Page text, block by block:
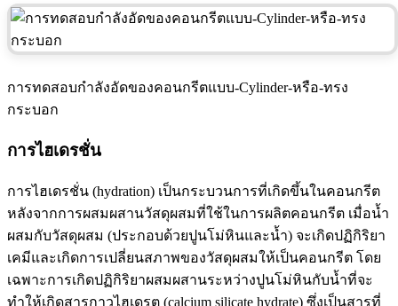
การทดสอบกำลังอัดของคอนกรีตแบบ-Cylinder-หรือ-ทรง
กระบอก
การไฮเดรชั่น
การไฮเดรชั่น (hydration) เป็นกระบวนการที่เกิดขึ้นในคอนกรีต
หลังจากการผสมผสานวัสดุผสมที่ใช้ในการผลิตคอนกรีต เมื่อน้ำ
ผสมกับวัสดุผสม (ประกอบด้วยปูนโม่หินและน้ำ) จะเกิดปฏิกิริยา
เคมีและเกิดการเปลี่ยนสภาพของวัสดุผสมให้เป็นคอนกรีต โดย
เฉพาะการเกิดปฏิกิริยาผสมผสานระหว่างปูนโม่หินกับน้ำที่จะ
ทำให้เกิดสารกาวไฮเดรต (calcium silicate hydrate) ซึ่งเป็นสารที่